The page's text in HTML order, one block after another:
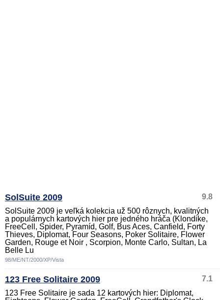
SolSuite 2009
9.8
SolSuite 2009 je veľká kolekcia už 500 rôznych, kvalitných
a populárnych kartových hier pre jedného hráča (Klondike,
FreeCell, Spider, Pyramíd, Golf, Bus Aces, Canfield, Forty
Thieves, Diplomat, Four Seasons, Poker Solitaire, Flower
Garden, Rouge et Noir , Scorpion, Monte Carlo, Sultan, La
Belle Lu
98/ME/NT/2000/XP/Vista
123 Free Solitaire 2009
7.1
123 Free Solitaire je sada 12 kartových hier: Diplomat,